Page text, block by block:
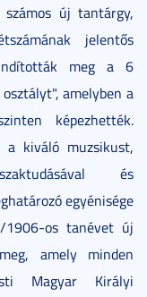
új tantárgy,
jelentős
indították meg a 6
amelyben a
képezhették.
kiváló muzsikust,
és
egyénisége
1906-os tanévet új
amely minden
Magyar Királyi